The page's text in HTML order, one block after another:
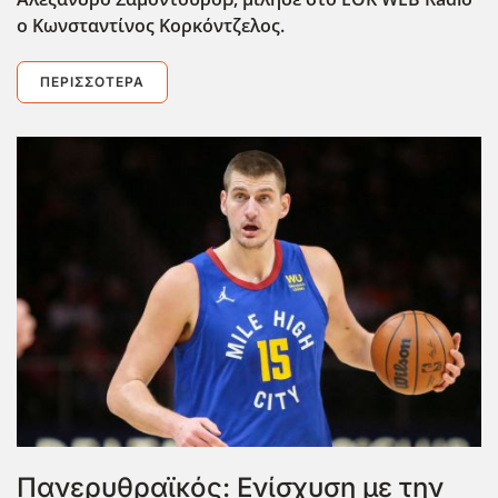
ο Κωνσταντίνος Κορκόντζελος.
ΠΕΡΙΣΣΌΤΕΡΑ
Πανερυθραϊκός: Ενίσχυση με την